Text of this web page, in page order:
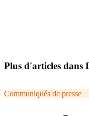
Plus d'articles dans
Communiqués de presse